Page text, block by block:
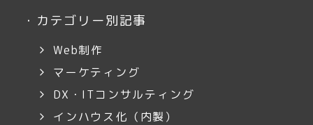
・ カテゴリー別記事
Web制作
マーケティング
DX・ITコンサルティング
インハウス化（内製）